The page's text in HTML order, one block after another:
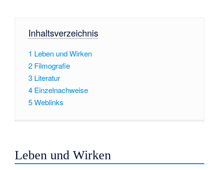
Inhaltsverzeichnis
1 Leben und Wirken
2 Filmografie
3 Literatur
4 Einzelnachweise
5Weblinks
Leben und Wirken